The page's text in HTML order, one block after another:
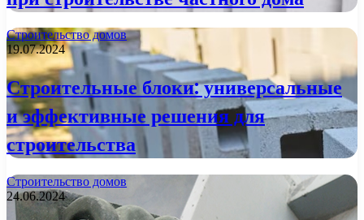
Строительство домов
19.07.2024
Строительные блоки: универсальные
и эффективные решения для
строительства
Строительство домов
24.06.2024